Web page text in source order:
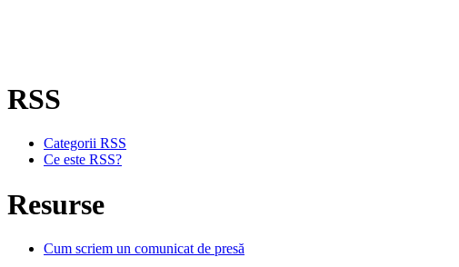
RSS
Categorii RSS
Ce este RSS?
Resurse
Cum scriem un comunicat de presă